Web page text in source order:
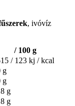
, ivóvíz
/ 100 g
/ 123 kj / kcal
g
g
g
g